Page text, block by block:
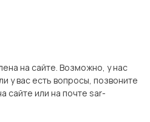
на сайте. Возможно, у нас
у вас есть вопросы, позвоните
сайте или на почте sar-